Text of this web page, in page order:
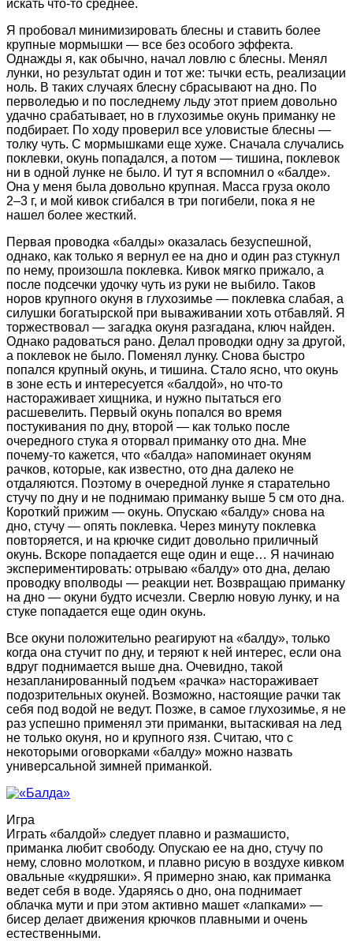
искать что-то среднее.
Я пробовал минимизировать блесны и ставить более
крупные мормышки — все без особого эффекта.
Однажды я, как обычно, начал ловлю с блесны. Менял
лунки, но результат один и тот же: тычки есть, реализации
ноль. В таких случаях блесну сбрасывают на дно. По
перволедью и по последнему льду этот прием довольно
удачно срабатывает, но в глухозимье окунь приманку не
подбирает. По ходу проверил все уловистые блесны —
толку чуть. С мормышками еще хуже. Сначала случались
поклевки, окунь попадался, а потом — тишина, поклевок
ни в одной лунке не было. И тут я вспомнил о «балде».
Она у меня была довольно крупная. Масса груза около
2–3 г, и мой кивок сгибался в три погибели, пока я не
нашел более жесткий.
Первая проводка «балды» оказалась безуспешной,
однако, как только я вернул ее на дно и один раз стукнул
по нему, произошла поклевка. Кивок мягко прижало, а
после подсечки удочку чуть из руки не выбило. Таков
норов крупного окуня в глухозимье — поклевка слабая, а
силушки богатырской при вываживании хоть отбавляй. Я
торжествовал — загадка окуня разгадана, ключ найден.
Однако радоваться рано. Делал проводки одну за другой,
а поклевок не было. Поменял лунку. Снова быстро
попался крупный окунь, и тишина. Стало ясно, что окунь
в зоне есть и интересуется «балдой», но что-то
настораживает хищника, и нужно пытаться его
расшевелить. Первый окунь попался во время
постукивания по дну, второй — как только после
очередного стука я оторвал приманку ото дна. Мне
почему-то кажется, что «балда» напоминает окуням
рачков, которые, как известно, ото дна далеко не
отдаляются. Поэтому в очередной лунке я старательно
стучу по дну и не поднимаю приманку выше 5 см ото дна.
Короткий прижим — окунь. Опускаю «балду» снова на
дно, стучу — опять поклевка. Через минуту поклевка
повторяется, и на крючке сидит довольно приличный
окунь. Вскоре попадается еще один и еще… Я начинаю
экспериментировать: отрываю «балду» ото дна, делаю
проводку вполводы — реакции нет. Возвращаю приманку
на дно — окуни будто исчезли. Сверлю новую лунку, и на
стуке попадается еще один окунь.
Все окуни положительно реагируют на «балду», только
когда она стучит по дну, и теряют к ней интерес, если она
вдруг поднимается выше дна. Очевидно, такой
незапланированный подъем «рачка» настораживает
подозрительных окуней. Возможно, настоящие рачки так
себя под водой не ведут. Позже, в самое глухозимье, я не
раз успешно применял эти приманки, вытаскивая на лед
не только окуня, но и крупного язя. Считаю, что с
некоторыми оговорками «балду» можно назвать
универсальной зимней приманкой.
Игра
Играть «балдой» следует плавно и размашисто,
приманка любит свободу. Опускаю ее на дно, стучу по
нему, словно молотком, и плавно рисую в воздухе кивком
овальные «кудряшки». Я примерно знаю, как приманка
ведет себя в воде. Ударяясь о дно, она поднимает
облачка мути и при этом активно машет «лапками» —
бисер делает движения крючков плавными и очень
естественными.